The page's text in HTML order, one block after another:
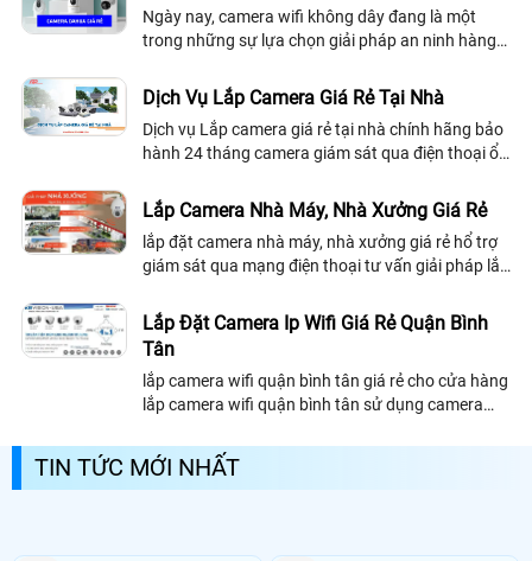
Ngày nay, camera wifi không dây đang là một
trong những sự lựa chọn giải pháp an ninh hàng
thậm chí là tại các công trình nhà...
Dịch Vụ Lắp Camera Giá Rẻ Tại Nhà
Dịch vụ Lắp camera giá rẻ tại nhà chính hãng bảo
hành 24 tháng camera giám sát qua điện thoại ổn
tốt công nghệ mới nhất, An Thành Phát tư vấn
chọn đúng camera quan sát với chức năng nâng
cao phù hợp với gia đình cửa hàng và văn phòng
mang lại hiệu quả cao nhất giá rẻ tiết kiệm.
Lắp Camera Nhà Máy, Nhà Xưởng Giá Rẻ
lắp đặt camera nhà máy, nhà xưởng giá rẻ hổ trợ
giám sát qua mạng điện thoại tư vấn giải pháp lắp
định là một trong những giải pháp tiết kiệm chi phí
trong quản lý mang lại hiệu quả cao nhất.
Lắp Đặt Camera Ip Wifi Giá Rẻ Quận Bình
Tân
lắp camera wifi quận bình tân giá rẻ cho cửa hàng
lắp camera wifi quận bình tân sử dụng camera
quận Bình Tân nhanh chống trong ngày, dịch vụ
cham sóc khách hàng tốt nhất tại quận bình tân
TIN TỨC MỚI NHẤT